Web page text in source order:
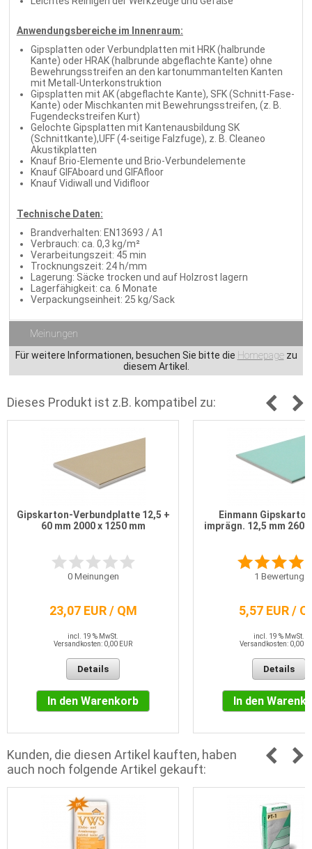
Anwendungsbereiche im Innenraum:
Gipsplatten oder Verbundplatten mit HRK (halbrunde
Kante) oder HRAK (halbrunde abgeflachte Kante) ohne
Bewehrungsstreifen an den kartonummantelten Kanten
mit Metall-Unterkonstruktion
Gipsplatten mit AK (abgeflachte Kante), SFK (Schnitt-Fase-
Kante) oder Mischkanten mit Bewehrungsstreifen, (z. B.
Fugendeckstreifen Kurt)
Gelochte Gipsplatten mit Kantenausbildung SK
(Schnittkante),UFF (4-seitige Falzfuge), z. B. Cleaneo
Akustikplatten
Knauf Brio-Elemente und Brio-Verbundelemente
Knauf GIFAboard und GIFAfloor
Knauf Vidiwall und Vidifloor
Technische Daten:
Brandverhalten: EN13693 / A1
Verbrauch: ca. 0,3 kg/m²
Verarbeitungszeit: 45 min
Trocknungszeit: 24 h/mm
Lagerung: Säcke trocken und auf Holzrost lagern
Lagerfähigkeit: ca. 6 Monate
Verpackungseinheit: 25 kg/Sack
Meinungen
Für weitere Informationen, besuchen Sie bitte die Homepagezu
diesem Artikel.
Dieses Produkt ist z.B. kompatibel zu:
Gipskarton-Verbundplatte 12,5 +
60 mm 2000 x 1250 mm
0Meinungen
23,07 EUR / QM
incl. 19 % MwSt.
Versandkosten: 0,00 EUR
Details
In den Warenkorb
Einmann
imprägn. 12,5 mm 2600
1 Bewertung
5,57 EUR /
incl. 19 % MwSt.
Versandkosten: 0,00
Details
In den
Kunden, die diesen Artikel kauften, haben
auch noch folgende Artikel gekauft: